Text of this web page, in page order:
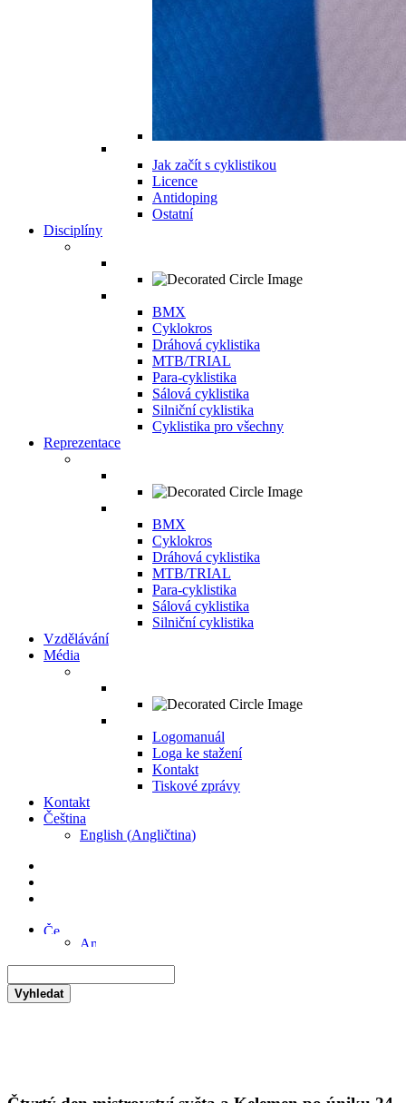
Jak začít s cyklistikou
Licence
Antidoping
Ostatní
Disciplíny
BMX
Cyklokros
Dráhová cyklistika
MTB/TRIAL
Para-cyklistika
Sálová cyklistika
Silniční cyklistika
Cyklistika pro všechny
Reprezentace
BMX
Cyklokros
Dráhová cyklistika
MTB/TRIAL
Para-cyklistika
Sálová cyklistika
Silniční cyklistika
Vzdělávání
Média
Logomanuál
Loga ke stažení
Kontakt
Tiskové zprávy
Kontakt
Čeština
English (Angličtina)
Vyhledat